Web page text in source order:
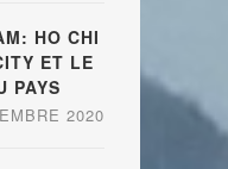
HO CHI
ET LE
PAYS
2020